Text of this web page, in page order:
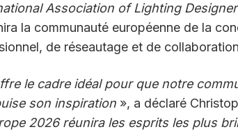
Association of Lighting
la communauté européenne de la
de réseautage et de
le cadre idéal pour que notre
son inspiration », a déclaré
2026 réunira les esprits les plus